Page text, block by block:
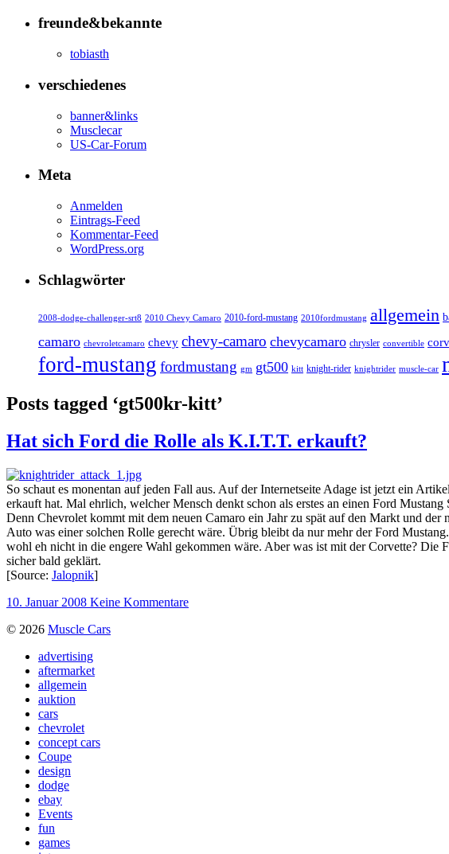
freunde&bekannte
tobiasth
verschiedenes
banner&links
Musclecar
US-Car-Forum
Meta
Anmelden
Eintrags-Feed
Kommentar-Feed
WordPress.org
Schlagwörter
2008-dodge-challenger-srt8 2010 Chevy Camaro 2010-ford-mustang 2010fordmustang allgemein
camaro chevroletcamaro chevy chevy-camaro chevycamaro chrysler convertible
ford-mustang fordmustang gm gt500 kitt knight-rider knightrider muscle-car
Posts tagged ‘gt500kr-kitt’
Hat sich Ford die Rolle als K.I.T.T. erkauft?
So schaut es monentan auf jeden Fall aus. Auf der Internetseite Adage ist jetzt ein
erkauft hat. Mal ehrlich, welcher Mensch denkt schon als erstes an einen Ford
Denn Chevrolet kommt mit dem neuen Camaro ein Jahr zu spät auf den Markt und
Auto was einer solchen Rolle gerecht wäre. Übrig bleibt da nur mehr der Ford
wohl eh nicht in die engere Wahl gekommen wäre. Aber was ist mit der Corvette?
sicher bald geklärt.
[Source: Jalopnik]
10. Januar 2008 Keine Kommentare
© 2026 Muscle Cars
advertising
aftermarket
allgemein
auktion
cars
chevrolet
concept cars
Coupe
design
dodge
ebay
Events
fun
games